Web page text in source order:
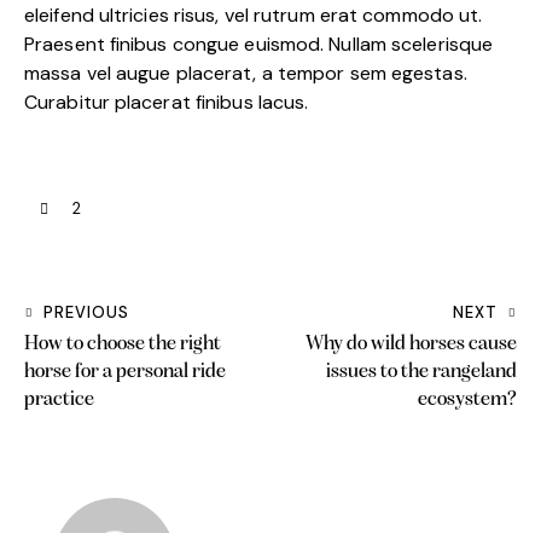
eleifend ultricies risus, vel rutrum erat commodo ut.
Praesent finibus congue euismod. Nullam scelerisque
massa vel augue placerat, a tempor sem egestas.
Curabitur placerat finibus lacus.
2
PREVIOUS
How to choose the right
horse for a personal ride
practice
NEXT
Why do wild horses cause
issues to the rangeland
ecosystem?